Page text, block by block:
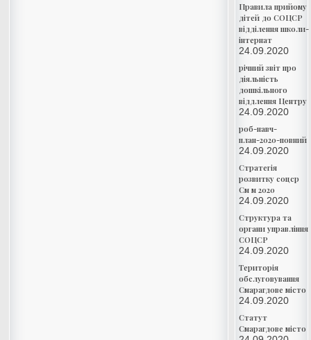
Правила прийому
дітей до СОЦСР
відділення школи-
інтернат
24.09.2020
річний звіт про
діяльність
дошкільного
віддлення Центру
24.09.2020
роб-навч-
план-2020-повний
24.09.2020
Стратегія
розвитку соцср
См м 2020
24.09.2020
Структура та
органи управління
СОЦСР
24.09.2020
Територія
обслуговування
Смарагдове місто
24.09.2020
Статут
Смарагдове місто